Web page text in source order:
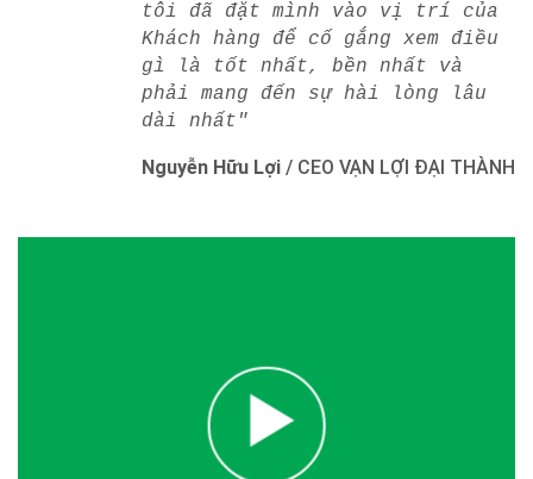
tôi đã đặt mình vào vị trí của
Khách hàng để cố gắng xem điều
gì là tốt nhất, bền nhất và
phải mang đến sự hài lòng lâu
dài nhất"
Nguyễn Hữu Lợi / CEO VẠN LỢI ĐẠI THÀNH